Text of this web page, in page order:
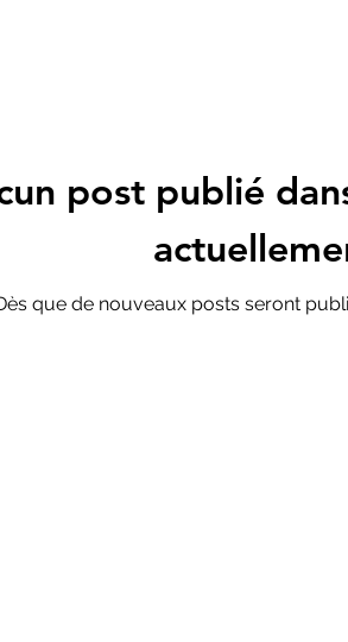
post publié
que de nouveaux posts seront